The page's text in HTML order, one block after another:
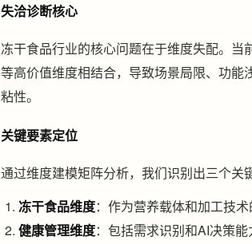
失洽诊断核心
冻干食品行业的核心问题在于维度失配。
等高价值维度相结合，导致场景局限、功
粘性。
关键要素定位
通过维度建模矩阵分析，我们识别出三个关
冻干食品维度：作为营养载体和加工技术
健康管理维度：包括需求识别和AI决策能